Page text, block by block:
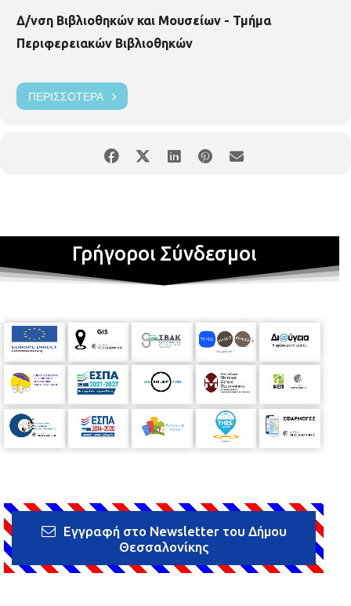
Δ/νση Βιβλιοθηκών και Μουσείων - Τμήμα
Περιφερειακών Βιβλιοθηκών
ΠΕΡΙΣΣΌΤΕΡΑ
Γρήγοροι Σύνδεσμοι
Εγγραφή στο Newsletter του Δήμου
Θεσσαλονίκης